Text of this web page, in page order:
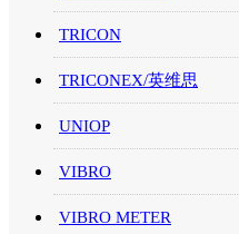
TRICON
TRICONEX/英维思
UNIOP
VIBRO
VIBRO METER